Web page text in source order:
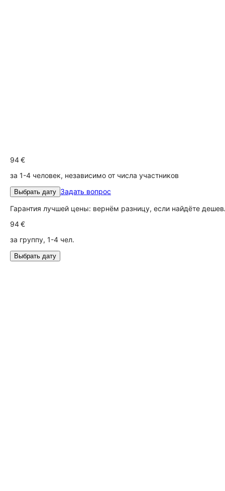
94 €
за 1-4 человек, независимо от числа участников
Выбрать дату Задать вопрос
Гарантия лучшей цены: вернём разницу, если найдёте
94 €
за группу, 1-4 чел.
Выбрать дату